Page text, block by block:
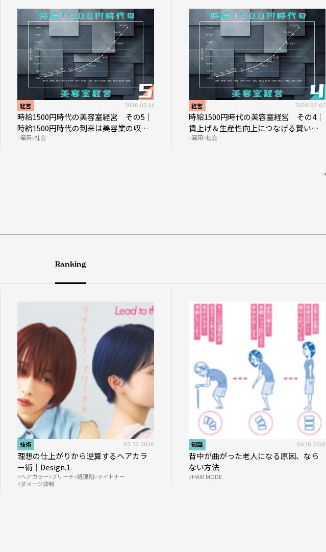
経営 2026.05.14
時給1500円時代の美容室経営 その5｜
時給1500円時代の到来は美容業の収益
構造を見直す契機
雇用 社会
経営 2026.05.07
時給1500円時代の美容室経営 その4｜
賃上げ＆生産性向上につなげる賢い助
成金活用
雇用 社会
Ranking
技術 03.27.2026
理想の仕上がりから逆算するヘアカラ
ー術｜Design.1
ヘアカラー ブリーチ 処理剤 ライトナー
ダメージ抑制
知識 04.18.2018
背中が曲がった老人になる原因、なら
ない方法
HAIR MODE